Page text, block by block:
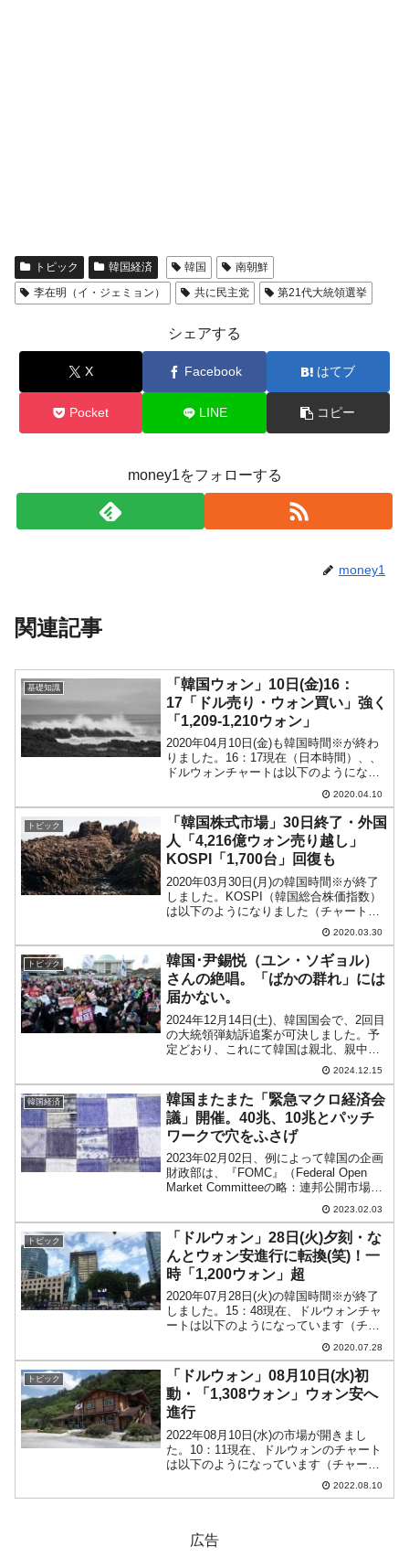
塊！
Fact1
夏の甲子園、優勝校を最も多く輩出している都道
Fact1 今話題の「楽天ライオンズ」とは？
奇跡の毛色「白毛馬」とは？
Fact1
全て勝つといくら？ 競馬GI競走で勝利騎手がもら
える賞金とは？
Fact1
発表から2日で大崩壊、鳴かず飛ばずに終わりそう
なスーパーリーグとは？
ている意外な選手とは？
トピック 韓国経済 韓国
南朝鮮
李在明（イ・ジェミョン）
共に民主党 第21代大統領選挙
シェアする
X Facebook はてブ
Pocket LINE コピー
money1をフォローする
money1
関連記事
基礎知識
「韓国ウォン」10日(金)16：
17「ドル売り・ウォン買い」強く
「1,209-1,210ウォン」
2020年04月10日(金)も韓国時間※が終わ
りました。16：17現在（日本時間）、、
ドルウォンチャートは以下のようになっ
ています（チャートは『Investing.com』
より引用：以下同）。午前中は陽線だっ
たものが、ウォン高が進行し陰線と...
2020.04.10
トピック
「韓国株式市場」30日終了・外国
人「4,216億ウォン売り越し」
KOSPI「1,700台」回復も
2020年03月30日(月)の韓国時間※が終了
しました。KOSPI（韓国総合株価指数）
は以下のようになりました（チャートは
『Investing.com』より引用）。初動段階
ではどうなることやら……だったのです
が、なんとか盛り返して「1,70...
2020.03.30
トピック
韓国･尹錫悦（ユン・ソギョル）
さんの絶唱。「ばかの群れ」には
届かない。
2024年12月14日(土)、韓国国会で、2回目
の大統領弾劾訴追案が可決しました。予
定どおり、これにて韓国は親北、親中、
親露、反米の道に邁進していきます（反
日は誰が大統領になっても同じなので挙
げません）。韓国が自由主義陣営国側に
明確に立つこ...
2024.12.15
韓国経済
韓国またまた「緊急マクロ経済会
議」開催。40兆、10兆とパッチ
ワークで穴をふさげ
2023年02月02日、例によって韓国の企画
財政部は、『FOMC』（Federal Open
Market Committeeの略：連邦公開市場委
員会）の結論を待って「緊急マクロ経済
会議」を開催しました。『FOMC』は政
策金利を「0.25％...
2023.02.03
トピック
「ドルウォン」28日(火)夕刻・な
んとウォン安進行に転換(笑)！一
時「1,200ウォン」超
2020年07月28日(火)の韓国時間※が終了
しました。15：48現在、ドルウォンチャ
ートは以下のようになっています（チャ
ートは『Investing.com』より引用：以下
同）。驚いたことに陽線に転換しました
(笑)。現在のところウォン安進行...
2020.07.28
トピック
「ドルウォン」08月10日(水)初
動・「1,308ウォン」ウォン安へ
進行
2022年08月10日(水)の市場が開きまし
た。10：11現在、ドルウォンのチャート
は以下のようになっています（チャート
は『Investing.com』より引用）。これか
らローソク足の調整が入るかもしれませ
2022.08.10
広告